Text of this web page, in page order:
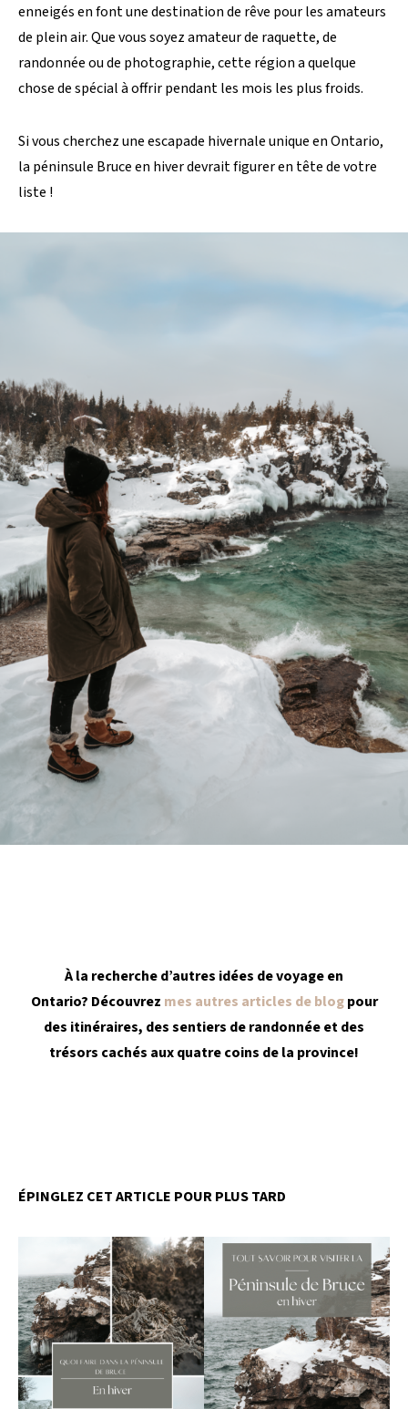
enneigés en font une destination de rêve pour les amateurs
de plein air. Que vous soyez amateur de raquette, de
randonnée ou de photographie, cette région a quelque
chose de spécial à offrir pendant les mois les plus froids.
Si vous cherchez une escapade hivernale unique en Ontario,
la péninsule Bruce en hiver devrait figurer en tête de votre
liste !
À la recherche d’autres idées de voyage en
Ontario? Découvrez mes autres articles de blogpour
des itinéraires, des sentiers de randonnée et des
trésors cachés aux quatre coins de la province!
ÉPINGLEZ CET ARTICLE POUR PLUS TARD